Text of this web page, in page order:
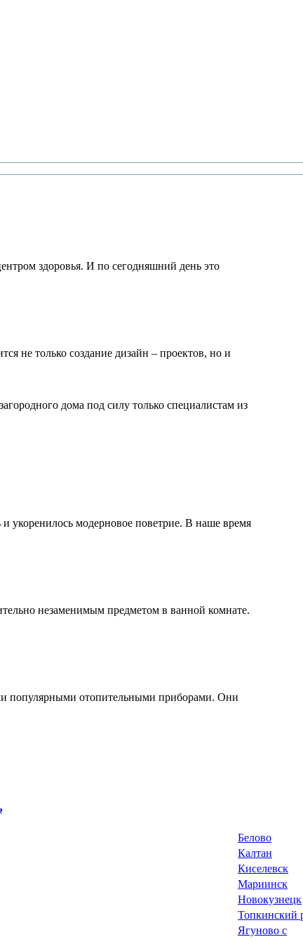
здоровья. И по сегодняшний день это
не только создание дизайн – проектов, но и
дома под силу только специалистам из
укоренилось модерновое поветрие. В наше время
незаменимым предметом в ванной комнате.
популярными отопительными приборами. Они
Белово
Калтан
Киселевск
Мариинск
Новокузнецк
Топкинский
Ягуново с